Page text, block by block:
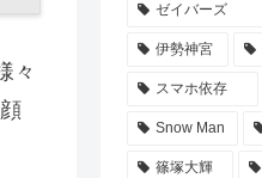
々
ゼイバーズ
伊勢神宮
スマホ依存
Snow Man
篠塚大輝